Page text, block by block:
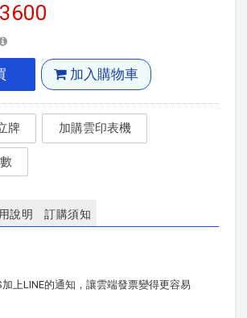
3600
加入購物車
牌 加購雲印表機
說明 訂購須知
加上LINE的通知，讓雲端發票變得更容易